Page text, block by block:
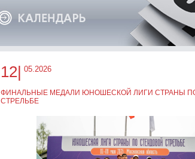
12| 05.2026
ФИНАЛЬНЫЕ МЕДАЛИ ЮНОШЕСКОЙ ЛИГИ СТРАНЫ
СТРЕЛЬБЕ